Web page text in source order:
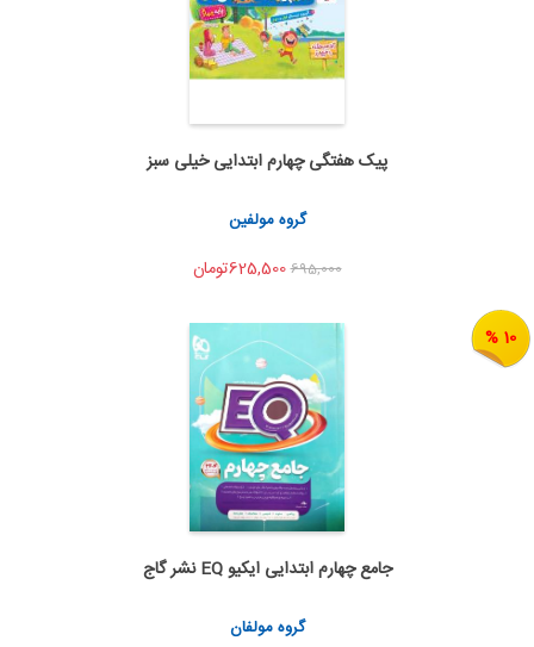
اضافه به سبد خرید
اشتراک گذاری
پیک هفتگی چهارم ابتدایی خیلی سبز
گروه مولفین
695,000625,500تومان
10 %
اضافه به سبد خرید
اشتراک گذاری
جامع چهارم ابتدایی ایکیو EQ نشر گاج
گروه مولفان